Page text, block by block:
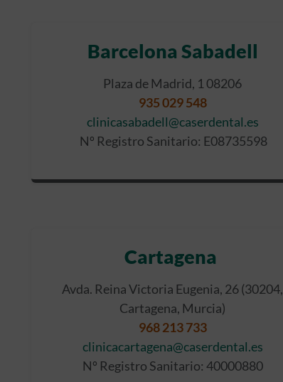
Barcelona Sabadell
Plaza de Madrid, 1 08206
935 029 548
clinicasabadell@caserdental.es
Nº Registro Sanitario: E08735598
Cartagena
Avda. Reina Victoria Eugenia, 26 (30204,
Cartagena, Murcia)
968 213 733
clinicacartagena@caserdental.es
Nº Registro Sanitario: 40000880